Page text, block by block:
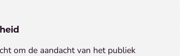
om de aandacht van het publiek